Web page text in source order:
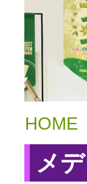
HOME
メ